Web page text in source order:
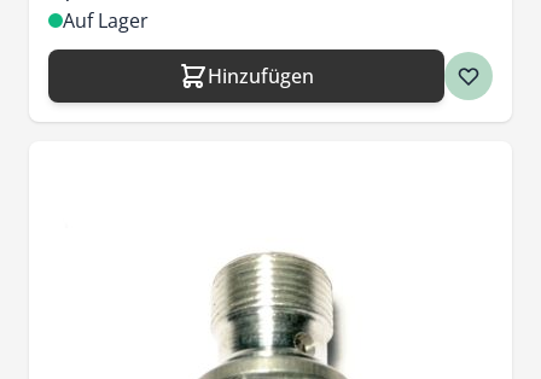
Auf Lager
Hinzufügen